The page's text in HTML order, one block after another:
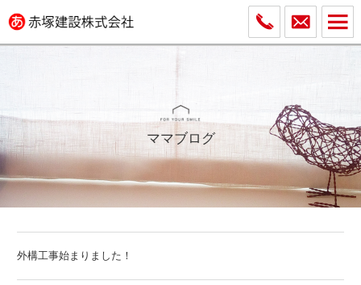
ママブログ
外構工事始まりました！